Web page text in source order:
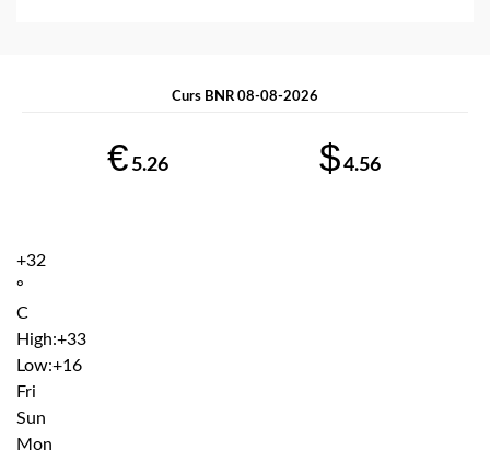
Curs BNR 08-08-2026
€ 5.26 $4.56
+32
°
C
High:+33
Low:+16
Fri
Sun
Mon